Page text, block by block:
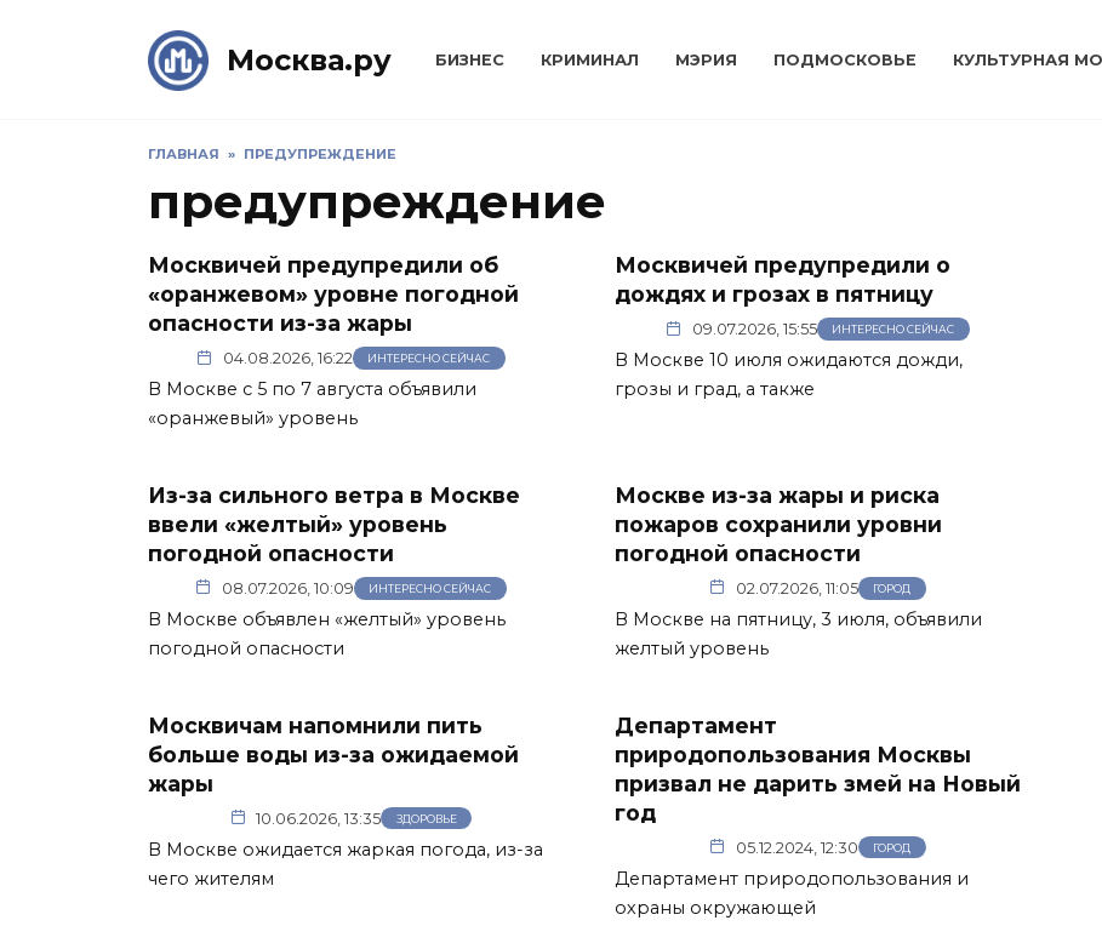
Москва.ру БИЗНЕС КРИМИНАЛ МЭРИЯ ПОДМОСКОВЬЕ КУЛЬТУРНАЯ
ГЛАВНАЯ » ПРЕДУПРЕЖДЕНИЕ
предупреждение
Москвичей предупредили об
«оранжевом» уровне погодной
опасности из-за жары
04.08.2026, 16:22 ИНТЕРЕСНО СЕЙЧАС
В Москве с 5 по 7 августа объявили
«оранжевый» уровень
Москвичей предупредили о
дождях и грозах в пятницу
09.07.2026, 15:55 ИНТЕРЕСНО СЕЙЧАС
В Москве 10 июля ожидаются дожди,
грозы и град, а также
Из-за сильного ветра в Москве
ввели «желтый» уровень
погодной опасности
08.07.2026, 10:09 ИНТЕРЕСНО СЕЙЧАС
В Москве объявлен «желтый» уровень
погодной опасности
Москве из-за жары и риска
пожаров сохранили уровни
погодной опасности
02.07.2026, 11:05 ГОРОД
В Москве на пятницу, 3 июля, объявили
желтый уровень
Москвичам напомнили пить
больше воды из-за ожидаемой
жары
10.06.2026, 13:35 ЗДОРОВЬЕ
В Москве ожидается жаркая погода, из-за
чего жителям
Департамент
природопользования Москвы
призвал не дарить змей на Новый
год
05.12.2024, 12:30 ГОРОД
Департамент природопользования и
охраны окружающей